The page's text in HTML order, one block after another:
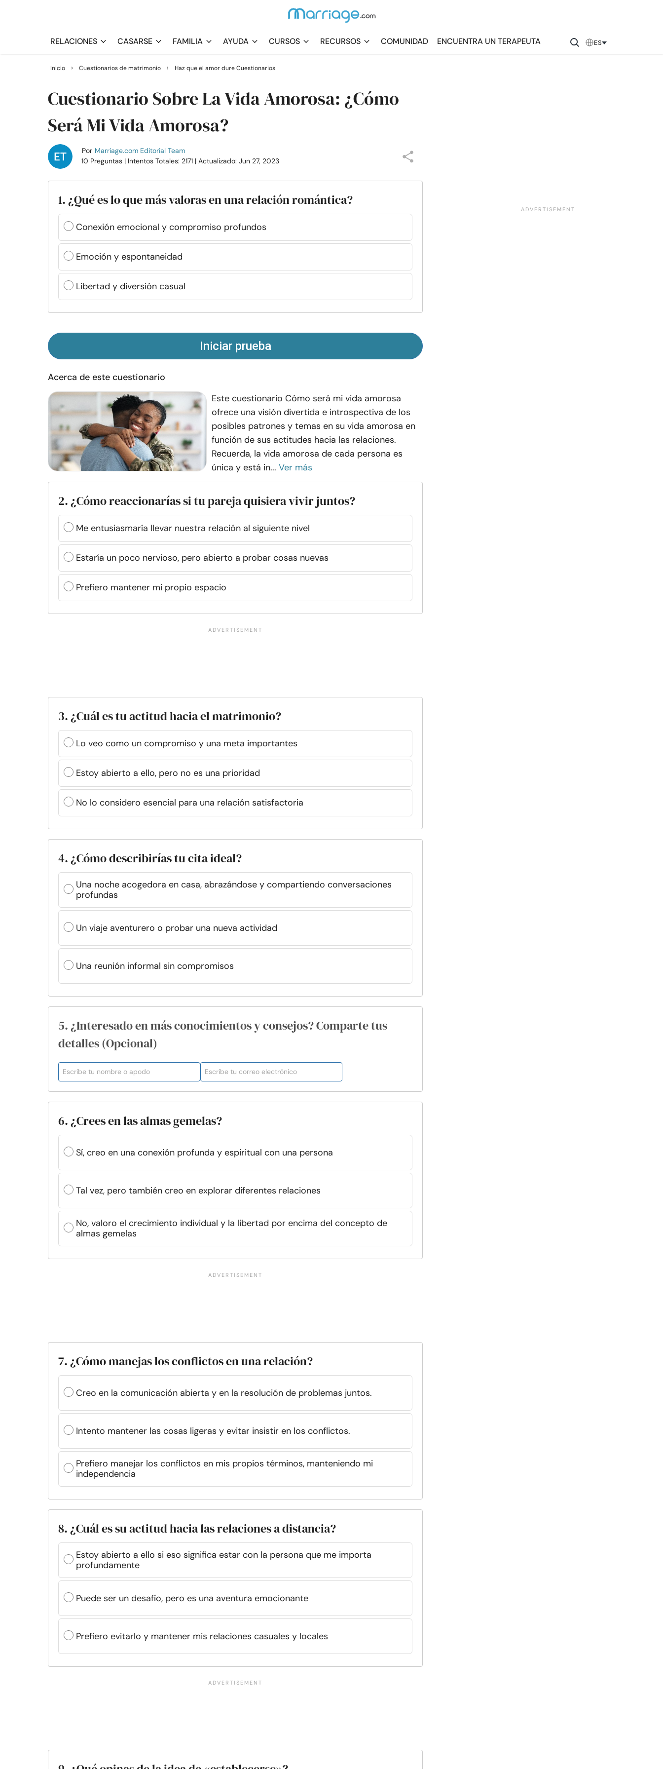
RELACIONES CASARSE FAMILIA AYUDA CURSOS RECURSOS COMUNIDAD ENCUENTRA UN TERAPEUTA ES
Inicio › Cuestionarios de matrimonio › Haz que el amor dure Cuestionarios
Cuestionario Sobre La Vida Amorosa: ¿Cómo
Será Mi Vida Amorosa?
Por Marriage.com Editorial Team
10 Preguntas | Intentos Totales: 2171 | Actualizado: Jun 27, 2023
1. ¿Qué es lo que más valoras en una relación romántica?
Conexión emocional y compromiso profundos
Emoción y espontaneidad
Libertad y diversión casual
Iniciar prueba
Acerca de este cuestionario
Este cuestionario Cómo será mi vida amorosa
ofrece una visión divertida e introspectiva de los
posibles patrones y temas en su vida amorosa en
función de sus actitudes hacia las relaciones.
Recuerda, la vida amorosa de cada persona es
única y está in... Ver más
2. ¿Cómo reaccionarías si tu pareja quisiera vivir juntos?
Me entusiasmaría llevar nuestra relación al siguiente nivel
Estaría un poco nervioso, pero abierto a probar cosas nuevas
Prefiero mantener mi propio espacio
3. ¿Cuál es tu actitud hacia el matrimonio?
Lo veo como un compromiso y una meta importantes
Estoy abierto a ello, pero no es una prioridad
No lo considero esencial para una relación satisfactoria
4. ¿Cómo describirías tu cita ideal?
Una noche acogedora en casa, abrazándose y compartiendo conversaciones
profundas
Un viaje aventurero o probar una nueva actividad
Una reunión informal sin compromisos
5. ¿Interesado en más conocimientos y consejos? Comparte tus
detalles (Opcional)
6. ¿Crees en las almas gemelas?
Sí, creo en una conexión profunda y espiritual con una persona
Tal vez, pero también creo en explorar diferentes relaciones
No, valoro el crecimiento individual y la libertad por encima del concepto de
almas gemelas
7. ¿Cómo manejas los conflictos en una relación?
Creo en la comunicación abierta y en la resolución de problemas juntos.
Intento mantener las cosas ligeras y evitar insistir en los conflictos.
Prefiero manejar los conflictos en mis propios términos, manteniendo mi
independencia
8. ¿Cuál es su actitud hacia las relaciones a distancia?
Estoy abierto a ello si eso significa estar con la persona que me importa
profundamente
Puede ser un desafío, pero es una aventura emocionante
Prefiero evitarlo y mantener mis relaciones casuales y locales